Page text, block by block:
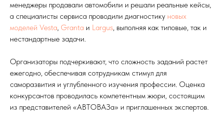
менеджеры продавали автомобили и решали реальные кейсы,
а специалисты сервиса проводили диагностику новых
моделей Vesta Granta и Largus , выполняя как типовые, так и
нестандартные задачи.
Организаторы подчеркивают, что сложность заданий растет
ежегодно, обеспечивая сотрудникам стимул для
саморазвития и углубленного изучения профессии. Оценка
конкурсантов проводилась компетентным жюри, состоящим
из представителей «АВТОВАЗа» и приглашенных экспертов.